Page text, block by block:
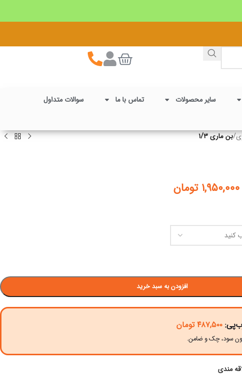
سایر محصولات تماس با ما سوالات متداول
/بن ماری ۱/۳
۱,۹۵۰,۰۰۰ تومان
افزودن به سبد خرید
۴۸۷,۵۰۰ تومان
مندی